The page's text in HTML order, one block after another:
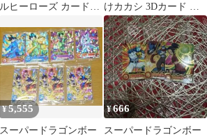
ルヒーローズ カードセ
けカカシ 3Dカード グ
ミカード
¥5,555
スーパードラゴンボー
¥666
スーパードラゴンボー